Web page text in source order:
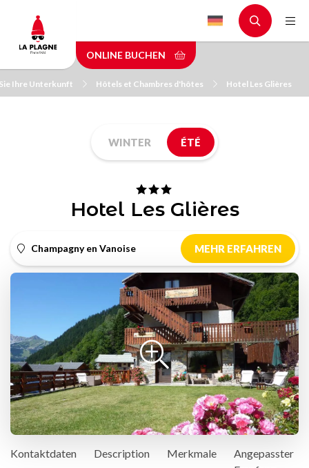
main
content
ONLINE BUCHEN
Ihre Unterkunft Hôtels et Chambres d'hôtes Hotel Les Glières
WINTER ÉTÉ
Hotel Les Glières
Champagny en Vanoise MEHR ERFAHREN
Kontaktdaten Description Merkmale
Angepasster